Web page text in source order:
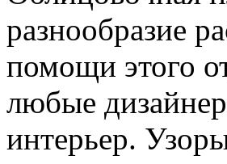
разнообразие
помощи этого
любые
интерьер.